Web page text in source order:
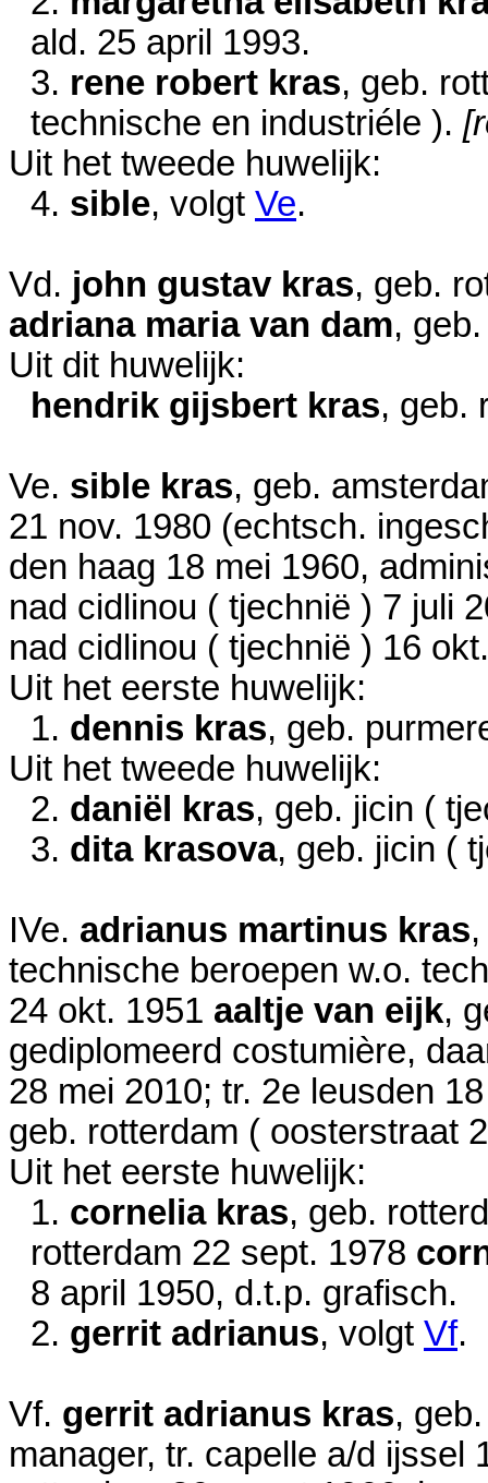
ald. 25 april 1993.
3. rene robert kras, geb.
technische en industriéle ).
Uit het tweede huwelijk:
4. sible, volgt Ve.
Vd. john gustav kras, geb.
adriana maria van dam,
Uit dit huwelijk:
hendrik gijsbert kras, geb.
Ve. sible kras, geb.
21 nov. 1980 (echtsch.
den haag 18 mei 1960,
nad cidlinou ( tjechnië ) 7 juli
nad cidlinou ( tjechnië ) 16
Uit het eerste huwelijk:
1. dennis kras, geb.
Uit het tweede huwelijk:
2. daniël kras, geb. jicin (
3. dita krasova, geb. jicin (
IVe. adrianus martinus kras
technische beroepen w.o.
24 okt. 1951 aaltje van eijk,
gediplomeerd costumière,
28 mei 2010; tr. 2e leusden
geb. rotterdam ( oosterstraat
Uit het eerste huwelijk:
1. cornelia kras, geb.
rotterdam 22 sept. 1978
8 april 1950, d.t.p. grafisch.
2. gerrit adrianus, volgt Vf.
Vf. gerrit adrianus kras,
manager, tr. capelle a/d ijssel